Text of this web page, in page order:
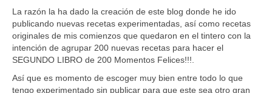
La razón la ha dado la creación de este blog donde he ido
publicando nuevas recetas experimentadas, así como recetas
originales de mis comienzos que quedaron en el tintero con la
intención de agrupar 200 nuevas recetas para hacer el
SEGUNDO LIBRO de 200 Momentos Felices!!!.
Así que es momento de escoger muy bien entre todo lo que
tengo experimentado sin publicar para que este sea otro gran